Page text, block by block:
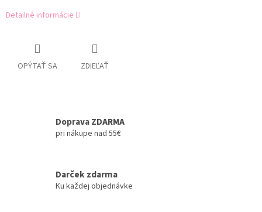
Detailné informácie
OPÝTAŤ SA ZDIEĽAŤ
Doprava ZDARMA
pri nákupe nad 55€
Darček zdarma
Ku každej objednávke